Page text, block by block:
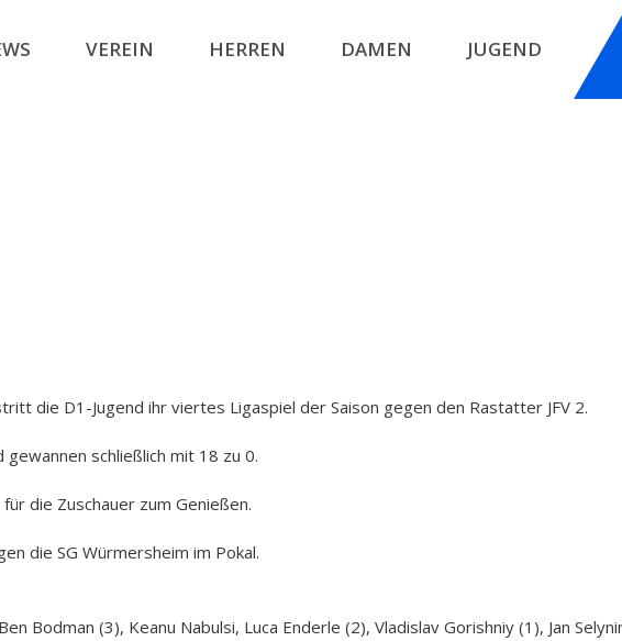
VEREIN HERREN DAMEN JUGEND
die D1-Jugend ihr viertes Ligaspiel der Saison gegen den Rastatter JFV 2.
schließlich mit 18 zu 0.
die Zuschauer zum Genießen.
die SG Würmersheim im Pokal.
Bodman (3), Keanu Nabulsi, Luca Enderle (2), Vladislav Gorishniy (1), Jan